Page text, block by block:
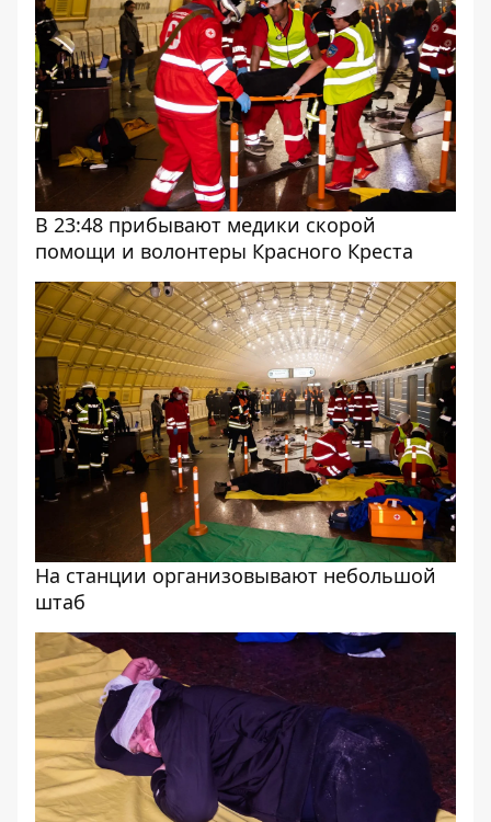
В 23:48 прибывают медики скорой
помощи и волонтеры Красного Креста
На станции организовывают небольшой
штаб